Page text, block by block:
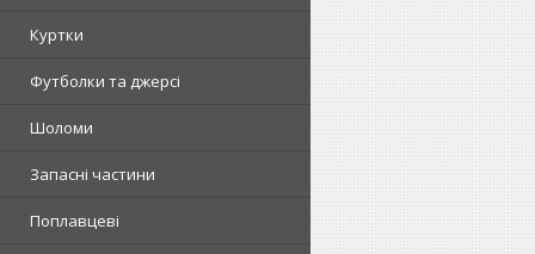
Куртки
Футболки та джерсі
Шоломи
Запасні частини
Поплавцеві